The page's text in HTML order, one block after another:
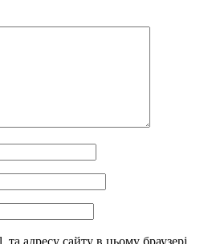
та адресу сайту в цьому браузері